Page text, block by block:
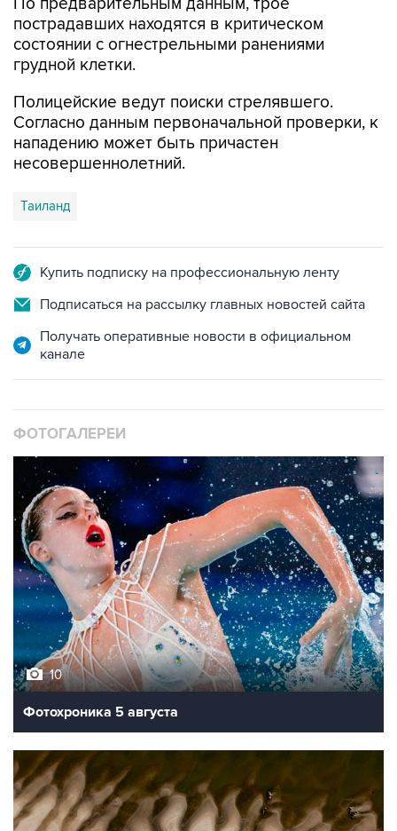
пострадавших находятся в критическом
состоянии с огнестрельными ранениями
грудной клетки.
Полицейские ведут поиски стрелявшего.
Согласно данным первоначальной проверки, к
нападению может быть причастен
несовершеннолетний.
Таиланд
Купить подписку на профессиональную ленту
Подписаться на рассылку главных новостей сайта
Получать оперативные новости в официальном
канале
ФОТОГАЛЕРЕИ
10
Фотохроника 5 августа